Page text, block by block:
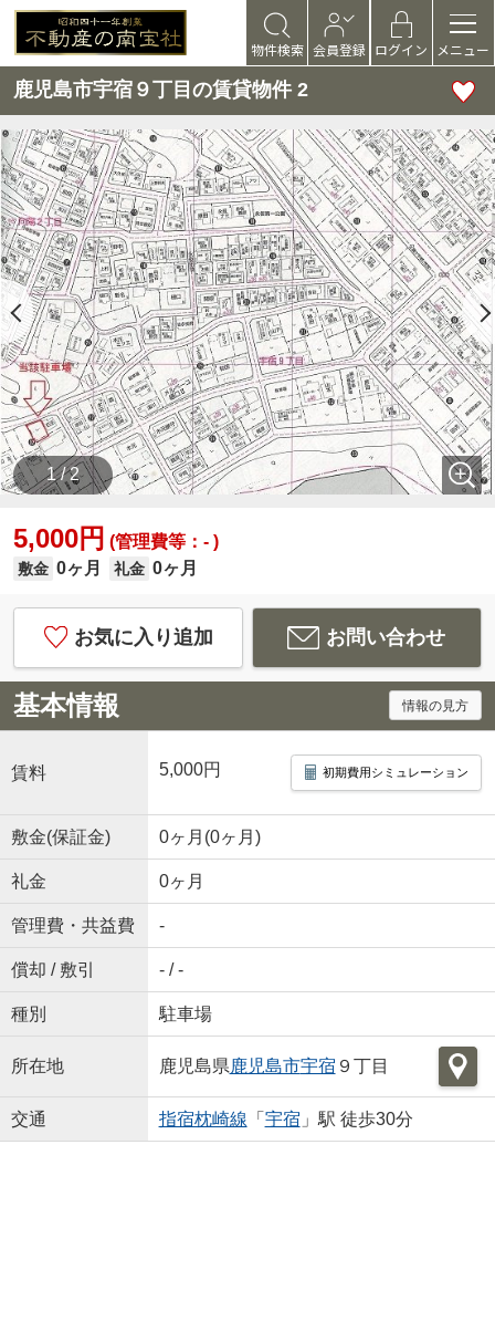
物件検索 会員登録 ログイン メニュー
鹿児島市宇宿９丁目の賃貸物件 2
1 / 2
5,000円 (管理費等：- )
敷金 0ヶ月 礼金 0ヶ月
お気に入り追加 お問い合わせ
基本情報 情報の見方
賃料 5,000円 初期費用シミュレーション
敷金(保証金) 0ヶ月(0ヶ月)
礼金 0ヶ月
管理費・共益費 -
償却 / 敷引 - / -
種別 駐車場
所在地 鹿児島県鹿児島市宇宿 ９丁目
交通 指宿枕崎線 「 宇宿 」駅 徒歩30分